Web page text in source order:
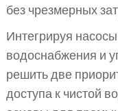
без чрезмерных
Интегрируя
водоснабжения и
решить две
доступа к чистой